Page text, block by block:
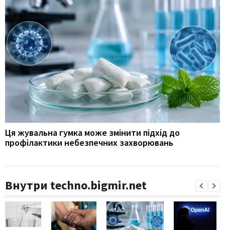
Ця жувальна гумка може змінити підхід до
профілактики небезпечних захворювань
Внутри techno.bigmir.net